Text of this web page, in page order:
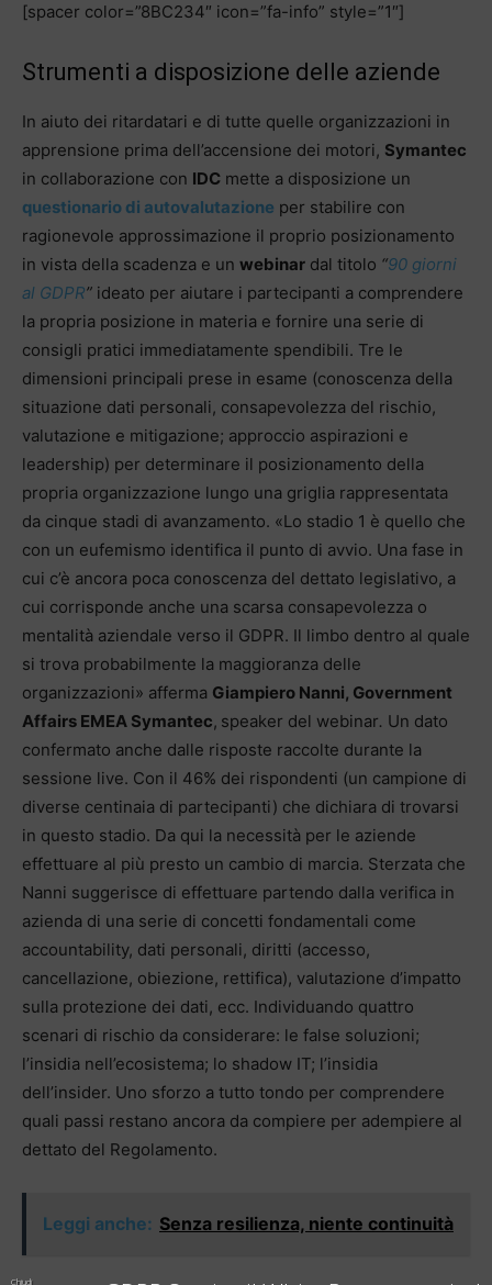
[spacer color=”8BC234″ icon=”fa-info” style=”1″]
Strumenti a disposizione delle aziende
In aiuto dei ritardatari e di tutte quelle organizzazioni in
apprensione prima dell’accensione dei motori, Symantec
in collaborazione con IDC mette a disposizione un
questionario di autovalutazione per stabilire con
ragionevole approssimazione il proprio posizionamento
in vista della scadenza e un webinar dal titolo “90 giorni
al GDPR” ideato per aiutare i partecipanti a comprendere
la propria posizione in materia e fornire una serie di
consigli pratici immediatamente spendibili. Tre le
dimensioni principali prese in esame (conoscenza della
situazione dati personali, consapevolezza del rischio,
valutazione e mitigazione; approccio aspirazioni e
leadership) per determinare il posizionamento della
propria organizzazione lungo una griglia rappresentata
da cinque stadi di avanzamento. «Lo stadio 1 è quello che
con un eufemismo identifica il punto di avvio. Una fase in
cui c’è ancora poca conoscenza del dettato legislativo, a
cui corrisponde anche una scarsa consapevolezza o
mentalità aziendale verso il GDPR. Il limbo dentro al quale
si trova probabilmente la maggioranza delle
organizzazioni» afferma Giampiero Nanni, Government
Affairs EMEA Symantec, speaker del webinar. Un dato
confermato anche dalle risposte raccolte durante la
sessione live. Con il 46% dei rispondenti (un campione di
diverse centinaia di partecipanti) che dichiara di trovarsi
in questo stadio. Da qui la necessità per le aziende
effettuare al più presto un cambio di marcia. Sterzata che
Nanni suggerisce di effettuare partendo dalla verifica in
azienda di una serie di concetti fondamentali come
accountability, dati personali, diritti (accesso,
cancellazione, obiezione, rettifica), valutazione d’impatto
sulla protezione dei dati, ecc. Individuando quattro
scenari di rischio da considerare: le false soluzioni;
l’insidia nell’ecosistema; lo shadow IT; l’insidia
dell’insider. Uno sforzo a tutto tondo per comprendere
quali passi restano ancora da compiere per adempiere al
dettato del Regolamento.
Leggi anche: Senza resilienza, niente continuità
Chiudi